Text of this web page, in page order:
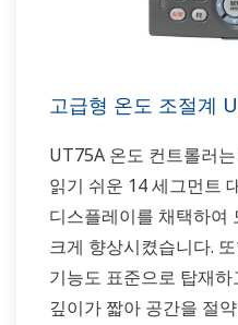
고급형 온도 조절계
UT75A 온도 컨트롤러
읽기 쉬운 14 세그먼트
디스플레이를 채택하여
크게 향상시켰습니다.
기능도 표준으로 탑재
깊이가 짧아 공간을 절